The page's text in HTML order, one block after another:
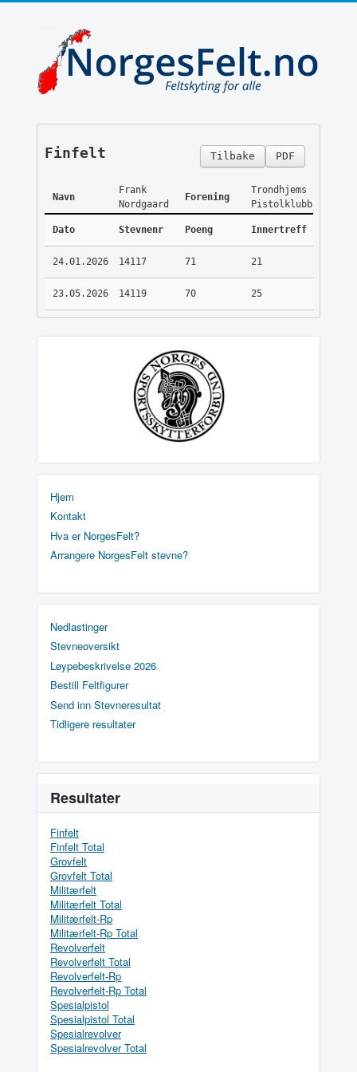
PDF
Tilbake
Finfelt
Navn
Frank
Nordgaard
Forening
Trondhjems
Pistolklubb
Dato Stevnenr Poeng Innertreff
24.01.2026 14117 71 21
23.05.2026 14119 70 25
Hjem
Kontakt
Hva er NorgesFelt?
Arrangere NorgesFelt stevne?
Nedlastinger
Stevneoversikt
Løypebeskrivelse 2026
Bestill Feltfigurer
Send inn Stevneresultat
Tidligere resultater
Resultater
Finfelt
Finfelt Total
Grovfelt
Grovfelt Total
Militærfelt
Militærfelt Total
Militærfelt-Rp
Militærfelt-Rp Total
Revolverfelt
Revolverfelt Total
Revolverfelt-Rp
Revolverfelt-Rp Total
Spesialpistol
Spesialpistol Total
Spesialrevolver
Spesialrevolver Total